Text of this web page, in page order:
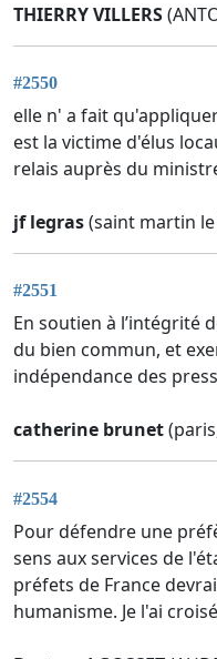
THIERRY VILLERS
#2550
elle n' a fait
est la victime d'élus
relais auprès du
jf legras(saint martin le
#2551
En soutien à l’intégrité
du bien commun, et
indépendance des
catherine brunet
#2554
Pour défendre une
sens aux services de
préfets de France
humanisme. Je l'ai